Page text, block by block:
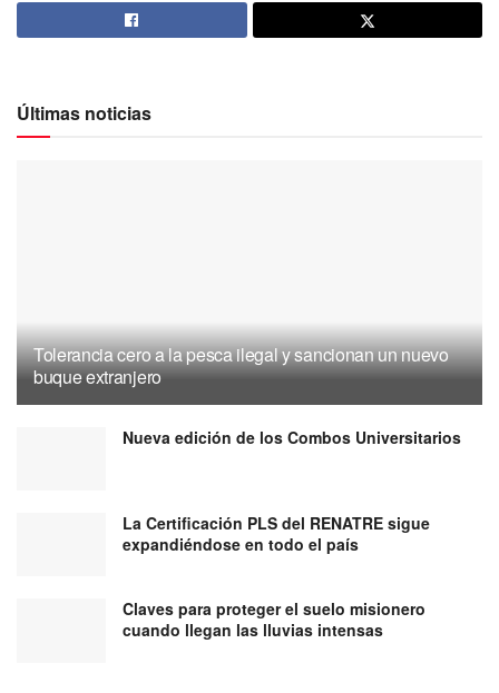
Últimas noticias
Tolerancia cero a la pesca ilegal y sancionan un nuevo
buque extranjero
Nueva edición de los Combos Universitarios
La Certificación PLS del RENATRE sigue
expandiéndose en todo el país
Claves para proteger el suelo misionero
cuando llegan las lluvias intensas